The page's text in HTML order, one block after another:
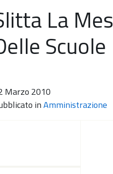
La
Scuole
Marzo 2010
inAmministrazione